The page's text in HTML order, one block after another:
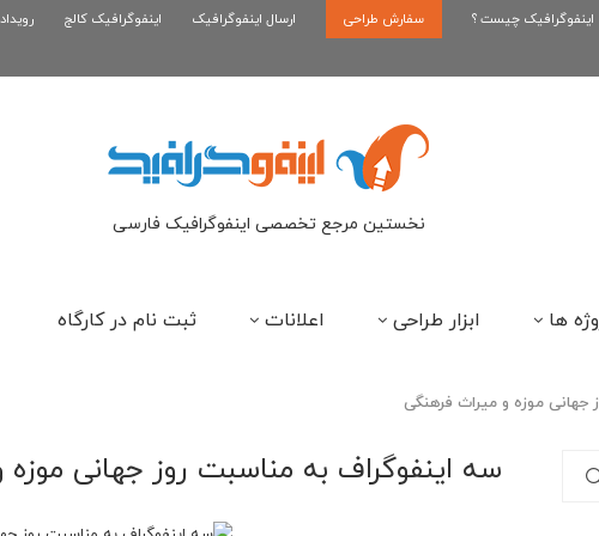
اینفوگرافیک بازی کلش رویال اینفوگرافیک چیست ؟ سفارش طراحی ارسال اینفوگرافیک اینفوگرافیک کالج
نخستین مرجع تخصصی اینفوگرافیک فارسی
ها ابزار طراحی اعلانات ثبت نام در کارگاه
جهانی موزه و میراث فرهنگی
سه اینفوگراف به مناسبت روز جهانی